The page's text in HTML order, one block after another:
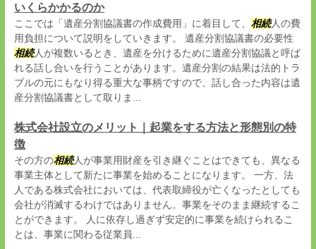
いくらかかるのか
ここでは「遺産分割協議書の作成費用」に着目して、 相続人の費
用負担について説明をしていきます。 遺産分割協議書の必要性
相続人が複数いるとき、遺産を分けるために遺産分割協議と呼ば
れる話し合いを行うことがあります。遺産分割の結果は法的トラ
ブルの元にもなり得る重大な事柄ですので、話し合った内容は遺
産分割協議書として取りま...
株式会社設立のメリット｜起業をする方法と形態別の特
徴
その方の相続人が事業用財産を引き継ぐことはできても、異なる
事業主体として新たに事業を始めることになります。 一方、法
人である株式会社においては、代表取締役が亡くなったとしても
会社が消滅するわけではありません。事業をそのまま継続するこ
とができます。 人に依存し過ぎず安定的に事業を続けられるこ
とは、事業に関わる従業員...